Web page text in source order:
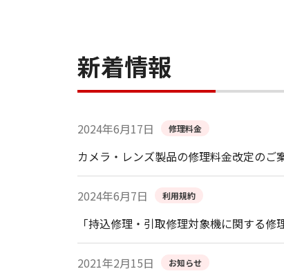
新着情報
2024年6月17日 修理料金
カメラ・レンズ製品の修理料金改定のご
2024年6月7日 利用規約
「持込修理・引取修理対象機に関する
2021年2月15日 お知らせ